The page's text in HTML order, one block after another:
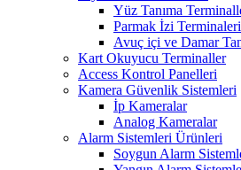
Yüz Tanıma
Parmak İzi Terminaleri
Avuç içi ve Damar
Kart Okuyucu Terminaller
Access Kontrol Panelleri
Kamera Güvenlik Sistemleri
İp Kameralar
Analog Kameralar
Alarm Sistemleri Ürünleri
Soygun Alarm